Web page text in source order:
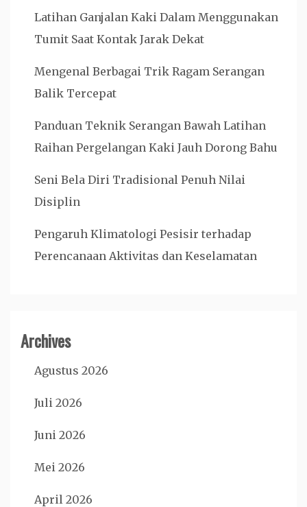
Latihan Ganjalan Kaki Dalam Menggunakan
Tumit Saat Kontak Jarak Dekat
Mengenal Berbagai Trik Ragam Serangan
Balik Tercepat
Panduan Teknik Serangan Bawah Latihan
Raihan Pergelangan Kaki Jauh Dorong Bahu
Seni Bela Diri Tradisional Penuh Nilai
Disiplin
Pengaruh Klimatologi Pesisir terhadap
Perencanaan Aktivitas dan Keselamatan
Archives
Agustus 2026
Juli 2026
Juni 2026
Mei 2026
April 2026